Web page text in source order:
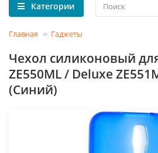
Категории
Главная Гаджеты
Чехол силиконовый
ZE550ML / Deluxe
(Синий)